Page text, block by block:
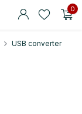
0
USB converter